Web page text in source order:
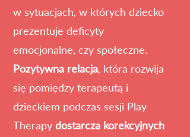
w sytuacjach, w których dziecko
prezentuje deficyty
emocjonalne, czy społeczne.
Pozytywna relacja, która rozwija
się pomiędzy terapeutą i
dzieckiem podczas sesji Play
Therapy dostarcza korekcyjnych